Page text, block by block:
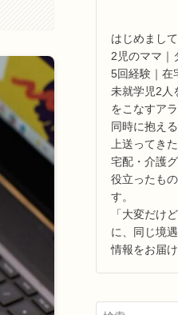
はじめまし
2児のママ｜
5回経験｜在
未就学児2人
をこなすア
同時に抱え
上送ってき
宅配・介護
役立ったも
す。
「大変だけ
に、同じ境
情報をお届け